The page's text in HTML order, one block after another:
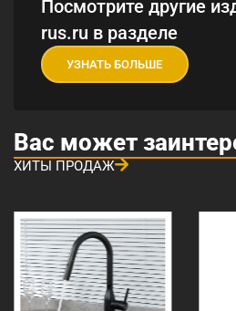
Посмотрите другие
rus.ru в разделе
УЗНАТЬ БОЛЬШЕ
Вас может
ХИТЫ ПРОДАЖ